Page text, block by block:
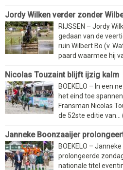
Jordy Wilken verder zonder
RIJSSEN – Jordy
gedaan van de
ruin Wilbert Bo (v.
paard waarmee hij
Nicolas Touzaint blijft ijzig kalm
BOEKELO – In een
het eind toe
Fransman Nicolas
de 52ste editie
Janneke Boonzaaijer
BOEKELO –
prolongeerde
nationale titel